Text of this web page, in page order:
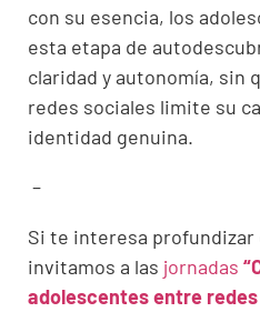
con su esencia, los
esta etapa de
claridad y autonomía, sin
redes sociales limite su
identidad genuina.
–
Si te interesa
invitamos a las jornadas
adolescentes entre